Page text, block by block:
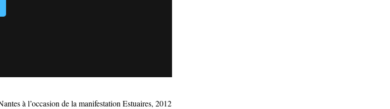
à l’occasion de la manifestation Estuaires, 2012